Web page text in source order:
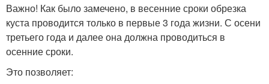
Важно! Как было замечено, в весенние сроки обрезка
куста проводится только в первые 3 года жизни. С осени
третьего года и далее она должна проводиться в
осенние сроки.
Это позволяет: